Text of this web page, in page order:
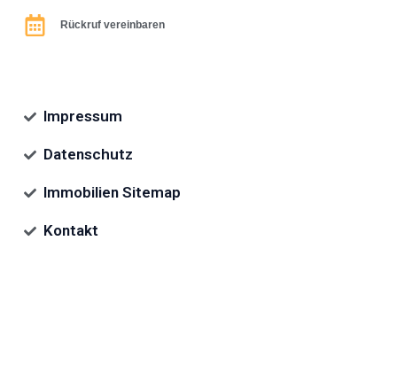
Rückruf vereinbaren
Impressum
Datenschutz
Immobilien Sitemap
Kontakt